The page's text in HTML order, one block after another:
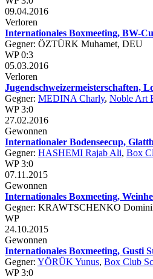
09.04.2016
Verloren
Internationales Boxmeeting, BW-
Gegner: ÖZTÜRK Muhamet, DEU
WP 0:3
05.03.2016
Verloren
Jugendschweizermeisterschaften,
Gegner: MEDINA Charly, Noble Art
WP 3:0
27.02.2016
Gewonnen
Internationaler Bodenseecup,
Gegner: HASHEMI Rajab Ali, Box
WP 3:0
07.11.2015
Gewonnen
Internationales Boxmeeting,
Gegner: KRAWTSCHENKO
WP
24.10.2015
Gewonnen
Internationales Boxmeeting, Gusti
Gegner: YÖRÜK Yunus, Box Club
WP 3:0